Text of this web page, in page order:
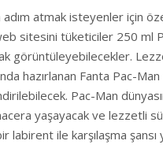
adım atmak isteyenler için
sitesini tüketiciler 250 ml
görüntüleyebilecekler.
hazırlanan Fanta Pac-
Pac-Man
yaşayacak ve lezzetli
ile karşılaşma şansı